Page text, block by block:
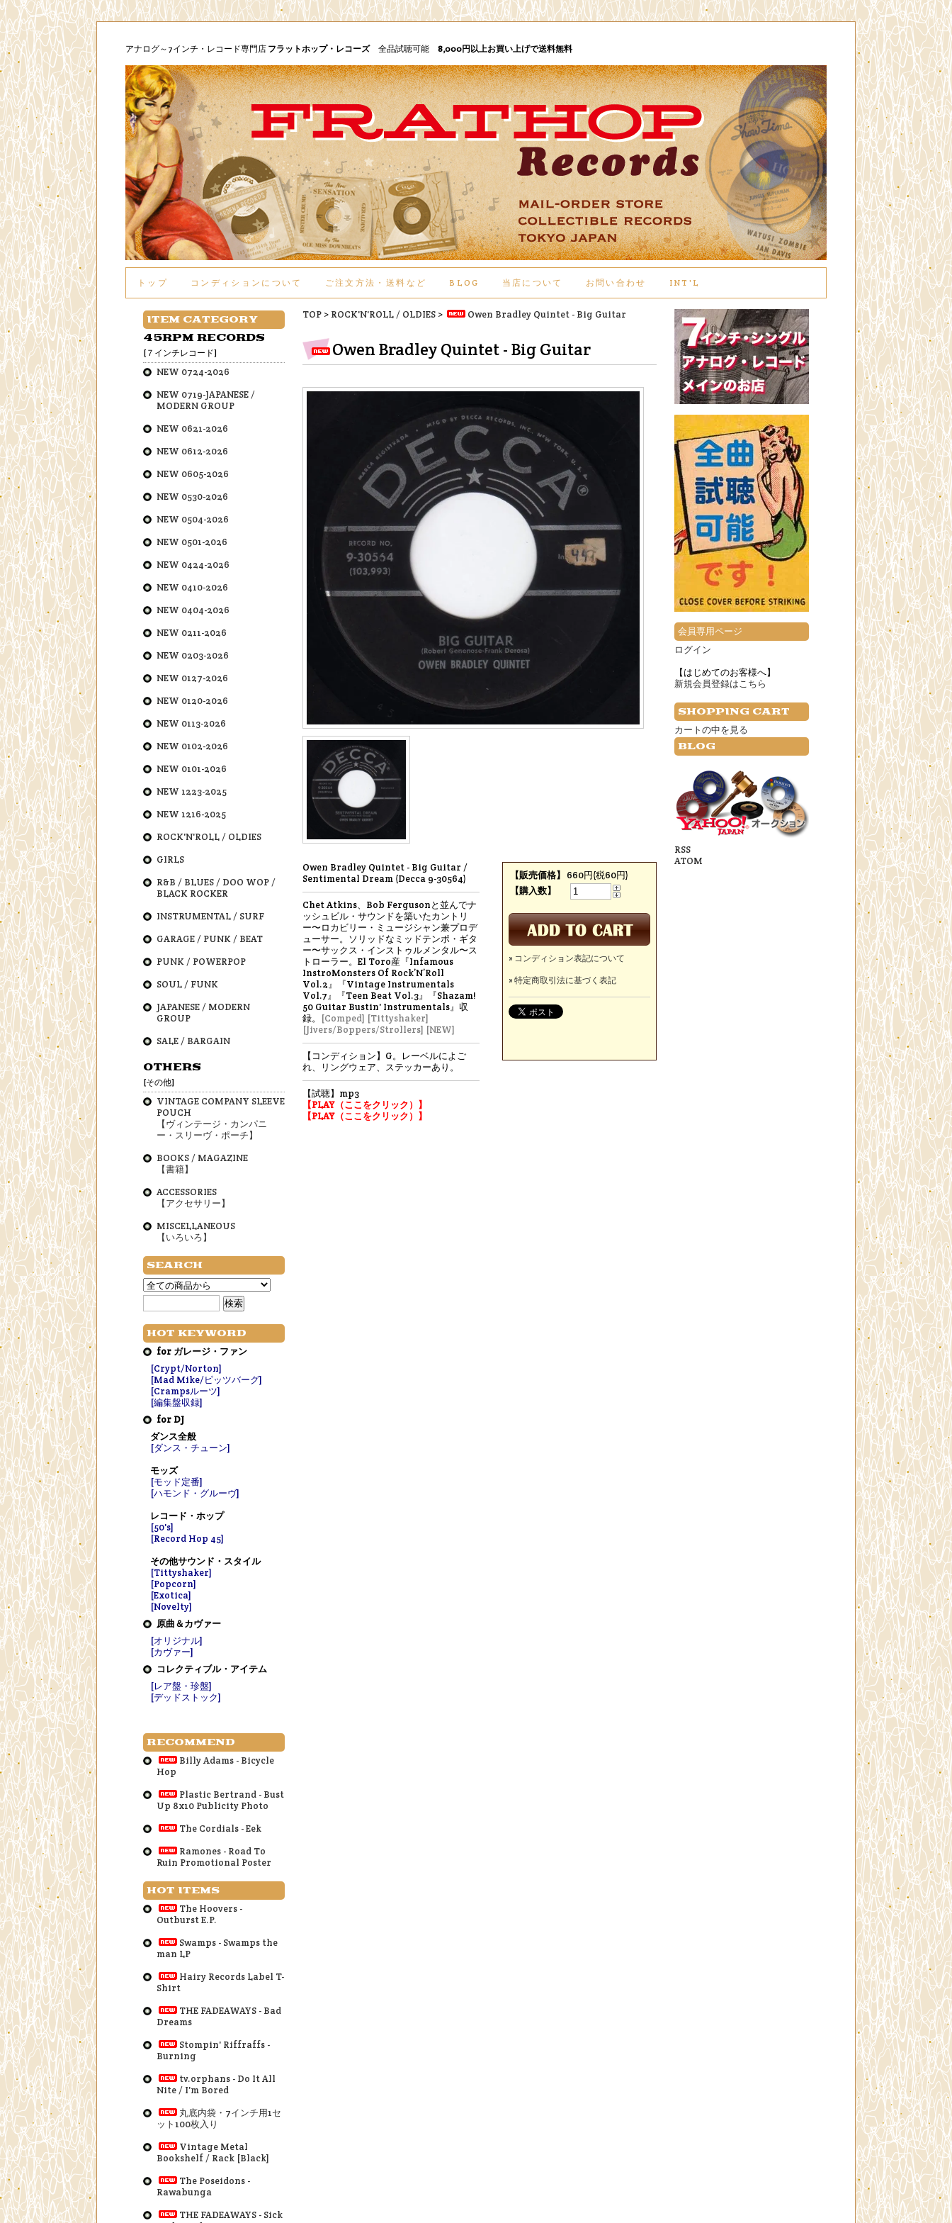
アナログ～7インチ・レコード専門店 フラットホップ・レコーズ全品試聴可能 8,000円以上お買い上げで送料無料
トップ コンディションについて ご注文方法・送料など BLOG 当店について お問い合わせ INT'L
TOP > ROCK'N'ROLL / OLDIES > Owen Bradley Quintet - Big Guitar
Owen Bradley Quintet - Big Guitar
Owen Bradley Quintet - Big Guitar /
Sentimental Dream (Decca 9-30564)
Chet Atkins、Bob Fergusonと並んでナ
ッシュビル・サウンドを築いたカントリ
ー〜ロカビリー・ミュージシャン兼プロデ
ューサー。ソリッドなミッドテンポ・ギタ
ー〜サックス・インストゥルメンタル〜ス
トローラー。El Toro産『Infamous
InstroMonsters Of Rock’N’Roll
Vol.2』『Vintage Instrumentals
Vol.7』『Teen Beat Vol.3』『Shazam!
50 Guitar Bustin' Instrumentals』収
録。
[Comped] [Tittyshaker]
[Jivers/Boppers/Strollers] [NEW]
【コンディション】G。レーベルによご
れ、リングウェア、ステッカーあり。
【試聴】mp3
【PLAY（ここをクリック）】
【PLAY（ここをクリック）】
【販売価格】
660円(税60円)
【購入数】
» コンディション表記について
» 特定商取引法に基づく表記
ITEM CATEGORY
45RPM RECORDS
[７インチレコード]
NEW 0724-2026
NEW 0719-JAPANESE /
MODERN GROUP
NEW 0621-2026
NEW 0612-2026
NEW 0605-2026
NEW 0530-2026
NEW 0504-2026
NEW 0501-2026
NEW 0424-2026
NEW 0410-2026
NEW 0404-2026
NEW 0211-2026
NEW 0203-2026
NEW 0127-2026
NEW 0120-2026
NEW 0113-2026
NEW 0102-2026
NEW 0101-2026
NEW 1223-2025
NEW 1216-2025
ROCK'N'ROLL / OLDIES
GIRLS
R&B / BLUES / DOO WOP /
BLACK ROCKER
INSTRUMENTAL / SURF
GARAGE / PUNK / BEAT
PUNK / POWERPOP
SOUL / FUNK
JAPANESE / MODERN
GROUP
SALE / BARGAIN
OTHERS
[その他]
VINTAGE COMPANY SLEEVE
POUCH
【ヴィンテージ・カンパニ
ー・スリーヴ・ポーチ】
BOOKS / MAGAZINE
【書籍】
ACCESSORIES
【アクセサリー】
MISCELLANEOUS
【いろいろ】
SEARCH
HOT KEYWORD
for ガレージ・ファン
[Crypt/Norton]
[Mad Mike/ピッツバーグ]
[Crampsルーツ]
[編集盤収録]
for DJ
ダンス全般
[ダンス・チューン]
モッズ
[モッド定番]
[ハモンド・グルーヴ]
レコード・ホップ
[50's]
[Record Hop 45]
その他サウンド・スタイル
[Tittyshaker]
[Popcorn]
[Exotica]
[Novelty]
原曲＆カヴァー
[オリジナル]
[カヴァー]
コレクティブル・アイテム
[レア盤・珍盤]
[デッドストック]
RECOMMEND
Billy Adams - Bicycle
Hop
Plastic Bertrand - Bust
Up 8x10 Publicity Photo
The Cordials - Eek
Ramones - Road To
Ruin Promotional Poster
HOT ITEMS
The Hoovers -
Outburst E.P.
Swamps - Swamps the
man LP
Hairy Records Label T-
Shirt
THE FADEAWAYS - Bad
Dreams
Stompin' Riffraffs -
Burning
tv.orphans - Do It All
Nite / I'm Bored
丸底内袋・7インチ用1セ
ット100枚入り
Vintage Metal
Bookshelf / Rack [Black]
The Poseidons -
Rawabunga
THE FADEAWAYS - Sick
会員専用ページ
ログイン
【はじめてのお客様へ】
新規会員登録はこちら
SHOPPING CART
カートの中を見る
BLOG
RSS
ATOM